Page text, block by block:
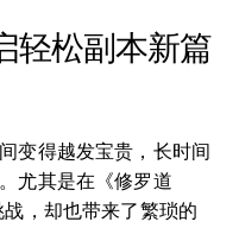
轻松副本新篇
变得越发宝贵，长时间
尤其是在《修罗道
，却也带来了繁琐的